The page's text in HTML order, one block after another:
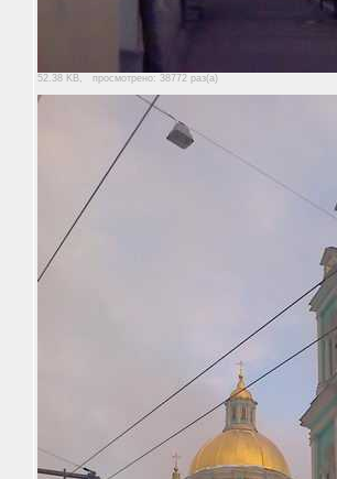
52.38 KB, просмотрено: 38772 раз(а)